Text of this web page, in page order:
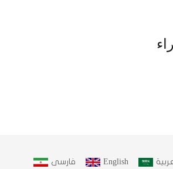
English فارسى